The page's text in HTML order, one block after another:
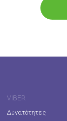
VIBER
Δυνατότητες